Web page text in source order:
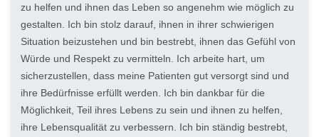
zu helfen und ihnen das Leben so angenehm wie möglich zu
gestalten. Ich bin stolz darauf, ihnen in ihrer schwierigen
Situation beizustehen und bin bestrebt, ihnen das Gefühl von
Würde und Respekt zu vermitteln. Ich arbeite hart, um
sicherzustellen, dass meine Patienten gut versorgt sind und
ihre Bedürfnisse erfüllt werden. Ich bin dankbar für die
Möglichkeit, Teil ihres Lebens zu sein und ihnen zu helfen,
ihre Lebensqualität zu verbessern. Ich bin ständig bestrebt,